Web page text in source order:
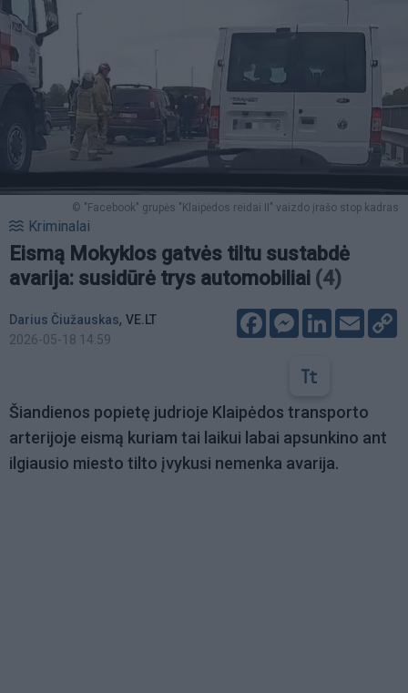
© "Facebook" grupės "Klaipėdos reidai II" vaizdo įrašo stop kadras
Kriminalai
Eismą Mokyklos gatvės tiltu sustabdė
avarija: susidūrė trys automobiliai (4)
Darius Čiužauskas, VE.LT
2026-05-18 14:59
FacebookMessenger
LinkedIn
Email
Šiandienos popietę judrioje Klaipėdos transporto
arterijoje eismą kuriam tai laikui labai apsunkino ant
ilgiausio miesto tilto įvykusi nemenka avarija.